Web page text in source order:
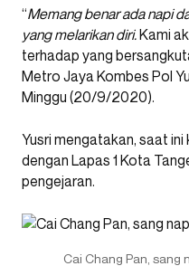
“Memang benar ada napi
yang melarikan diri.Kami
terhadap yang
Metro Jaya Kombes Pol
Minggu (20/9/2020).
Yusri mengatakan, saat
dengan Lapas 1 Kota
pengejaran.
Cai Chang Pan, sang